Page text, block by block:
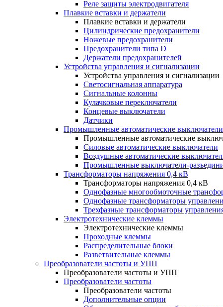
Реле защиты электродвигателя
Плавкие вставки и держатели
Плавкие вставки и держатели
Цилиндрические предохранители
Ножевые предохранители
Предохранители типа D
Держатели предохранителей
Устройства управления и сигнализации
Устройства управления и сигнализации
Светосигнальная аппаратура
Сигнальные колонны
Кулачковые переключатели
Концевые выключатели
Датчики
Промышленные автоматические
Промышленные автоматические
Силовые автоматические выключатели
Воздушные автоматические
Промышленные выключатели-
Трансформаторы напряжения 0,4 кВ
Трансформаторы напряжения 0,4 кВ
Однофазные многообмоточные
Однофазные трансформаторы
Трехфазные трансформаторы
Электротехнические клеммы
Электротехнические клеммы
Проходные клеммы
Распределительные блоки
Разветвительные клеммы
Преобразователи частоты и УПП
Преобразователи частоты и УПП
Преобразователи частоты
Преобразователи частоты
Дополнительные опции